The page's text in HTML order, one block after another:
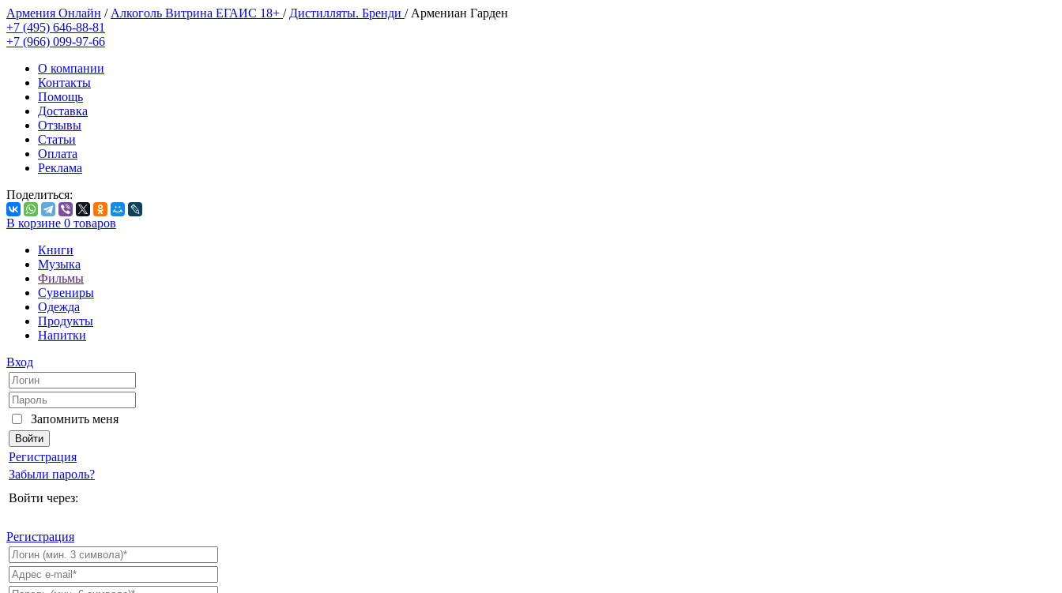
Армения Онлайн / Алкоголь Витрина ЕГАИС 18+ / Дистилляты. Бренди / Армениан Гарден
+7 (495) 646-88-81
+7 (966) 099-97-66
О компании
Контакты
Помощь
Доставка
Отзывы
Статьи
Оплата
Реклама
Поделиться:
В корзине 0 товаров
Книги
Музыка
Фильмы
Сувениры
Одежда
Продукты
Напитки
Вход
Запомнить меня
Регистрация
Забыли пароль?
Войти через:
Регистрация